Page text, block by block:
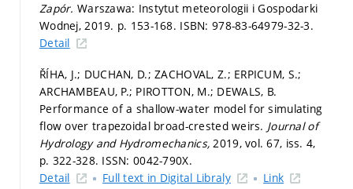
Zapór. Warszawa: Instytut meteorologii i Gospodarki
Wodnej, 2019. p. 153-168. ISBN: 978-83-64979-32-3.
Detail
ŘÍHA, J.; DUCHAN, D.; ZACHOVAL, Z.; ERPICUM, S.;
ARCHAMBEAU, P.; PIROTTON, M.; DEWALS, B.
Performance of a shallow-water model for simulating
flow over trapezoidal broad-crested weirs. Journal of
Hydrology and Hydromechanics, 2019, vol. 67, iss. 4,
p. 322-328. ISSN: 0042-790X.
Detail
Full text in Digital Libraly Link